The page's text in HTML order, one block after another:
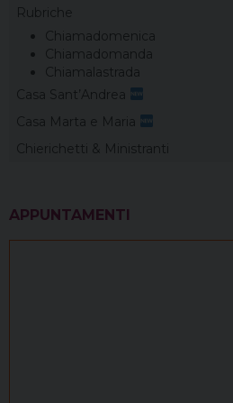
Rubriche
Chiamadomenica
Chiamadomanda
Chiamalastrada
Casa Sant’Andrea
Casa Marta e Maria
Chierichetti & Ministranti
APPUNTAMENTI